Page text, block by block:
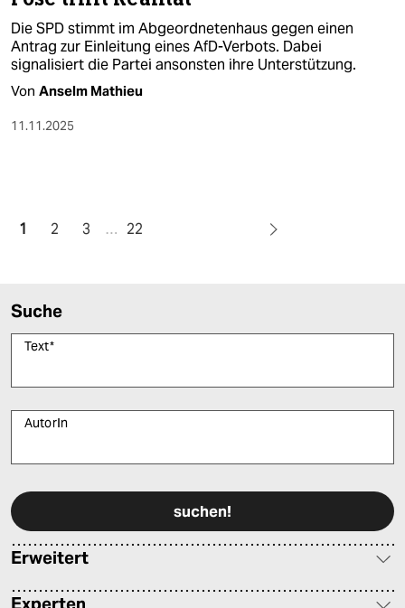
Die SPD stimmt im Abgeordnetenhaus gegen einen
Antrag zur Einleitung eines AfD-Verbots. Dabei
signalisiert die Partei ansonsten ihre Unterstützung.
Von Anselm Mathieu
11.11.2025
1 2 3 … 22
Suche
Text*
AutorIn
Erweitert